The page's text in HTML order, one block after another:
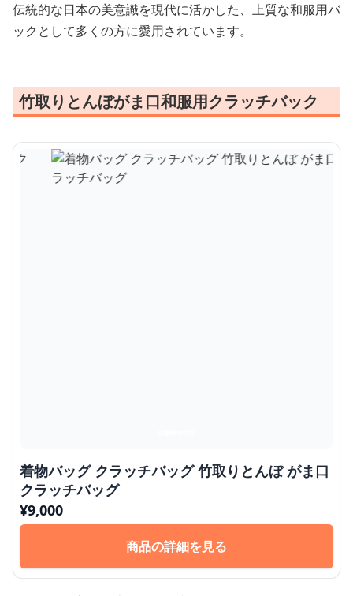
伝統的な日本の美意識を現代に活かした、上質な和服用バ
ックとして多くの方に愛用されています。
竹取りとんぼがま口和服用クラッチバック
着物バッグ クラッチバッグ 竹取りとんぼ がま口
クラッチバッグ
¥9,000
商品の詳細を見る